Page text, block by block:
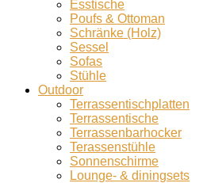
Esstische
Poufs & Ottoman
Schränke (Holz)
Sessel
Sofas
Stühle
Outdoor
Terrassentischplatten
Terrassentische
Terrassenbarhocker
Terassenstühle
Sonnenschirme
Lounge- & diningsets